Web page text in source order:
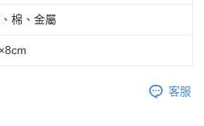
棉、金屬
客服